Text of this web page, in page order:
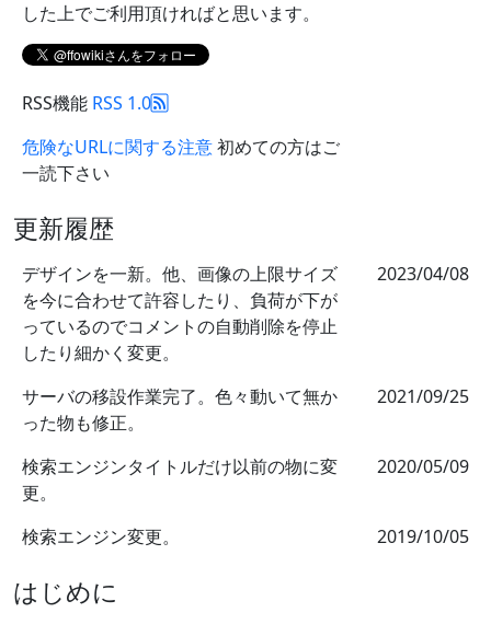
した上でご利用頂ければと思います。
RSS機能 RSS 1.0
危険なURLに関する注意初めての方はご
一読下さい
更新履歴
デザインを一新。他、画像の上限サイズ
を今に合わせて許容したり、負荷が下が
っているのでコメントの自動削除を停止
したり細かく変更。
2023/04/08
サーバの移設作業完了。色々動いて無か
った物も修正。
2021/09/25
検索エンジンタイトルだけ以前の物に変
更。
2020/05/09
検索エンジン変更。 2019/10/05
はじめに